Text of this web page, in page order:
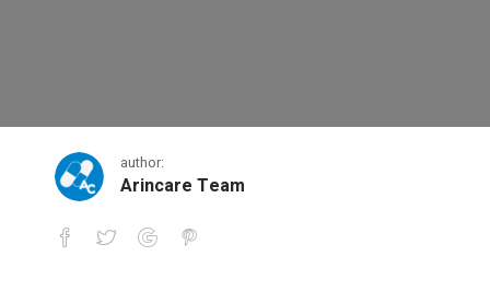
คนไข้-1author:
Arincare Team